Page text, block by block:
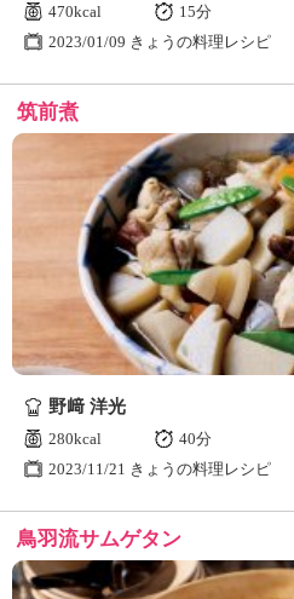
470kcal
15分
2023/01/09 きょうの料理レシピ
筑前煮
野﨑 洋光
280kcal
40分
2023/11/21 きょうの料理レシピ
鳥羽流サムゲタン